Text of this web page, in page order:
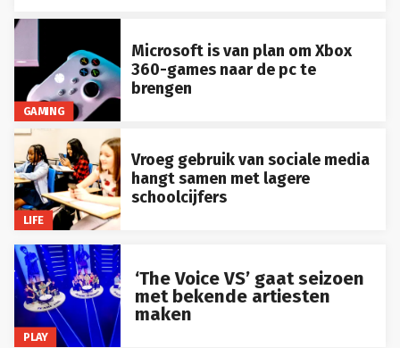
GAMING
Microsoft is van plan om Xbox
360-games naar de pc te
brengen
LIFE
Vroeg gebruik van sociale media
hangt samen met lagere
schoolcijfers
PLAY
‘The Voice VS’ gaat seizoen
met bekende artiesten
maken